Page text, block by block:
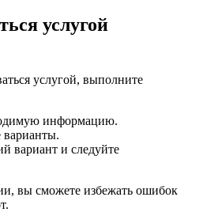
услугой
услугой, выполните
информацию.
варианты.
вариант и следуйте
вы сможете избежать ошибок